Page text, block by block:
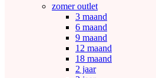
zomer outlet
3 maand
6 maand
9 maand
12 maand
18 maand
2 jaar